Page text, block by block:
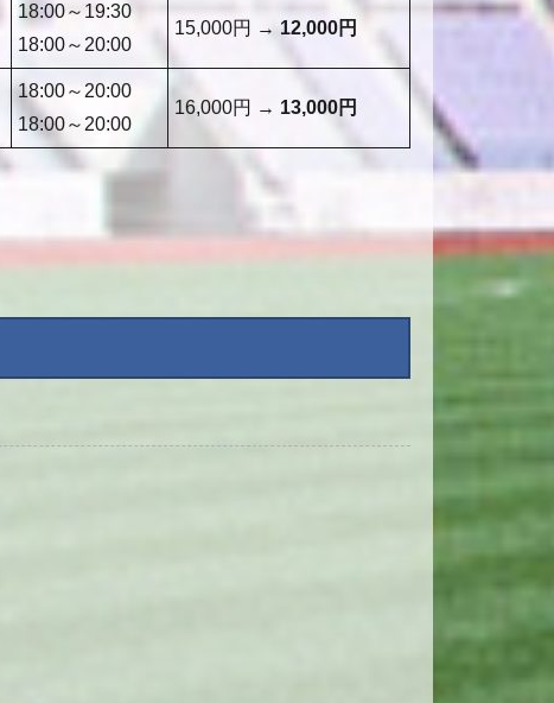
18:00～19:30
18:00～20:00
15,000円 → 12,000円
18:00～20:00
18:00～20:00
16,000円 → 13,000円